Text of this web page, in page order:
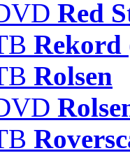
Red
Rekord
Rolsen